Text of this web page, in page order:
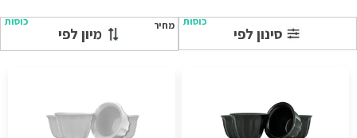
סינון לפי
כוסות
מיון לפי
כוסות מחיר